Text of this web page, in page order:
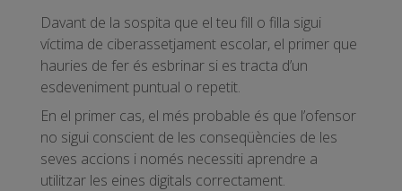
Davant de la sospita que el teu fill o filla sigui
víctima de ciberassetjament escolar, el primer que
hauries de fer és esbrinar si es tracta d’un
esdeveniment puntual o repetit.
En el primer cas, el més probable és que l’ofensor
no sigui conscient de les conseqüències de les
seves accions i només necessiti aprendre a
utilitzar les eines digitals correctament.